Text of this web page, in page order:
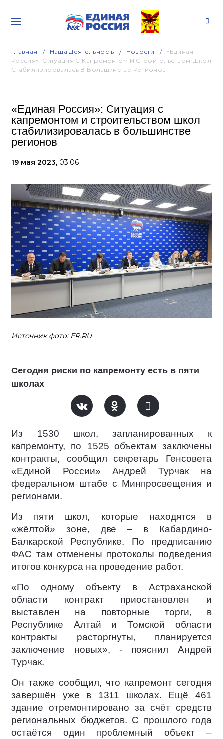
Главная Наша Деятельность Новости
«Единая
Россия»: Ситуация С Капремонтом И Строительством Школ
Стабилизировалась В Большинстве Регионов
«Единая Россия»: Ситуация с
капремонтом и строительством школ
стабилизировалась в большинстве
регионов
19 мая 2023, 03:06
Источник фото: ЕR.RU
Сегодня риски по капремонту есть в пяти
школах
Из 1530 школ, запланированных к
капремонту, по 1525 объектам заключены
контракты, сообщил секретарь Генсовета
«Единой России» Андрей Турчак на
федеральном штабе с Минпросвещения и
регионами.
Из пяти школ, которые находятся в
«жёлтой» зоне, две – в Кабардино-
Балкарской Республике. По предписанию
ФАС там отменены протоколы подведения
итогов конкурса на проведение работ.
«По одному объекту в Астраханской
области контракт приостановлен и
выставлен на повторные торги, в
Республике Алтай и Томской области
контракты расторгнуты, планируется
заключение новых», - пояснил Андрей
Турчак.
Он также сообщил, что капремонт сегодня
завершён уже в 1311 школах. Ещё 461
здание отремонтировано за счёт средств
региональных бюджетов. С прошлого года
остаётся один проблемный объект –